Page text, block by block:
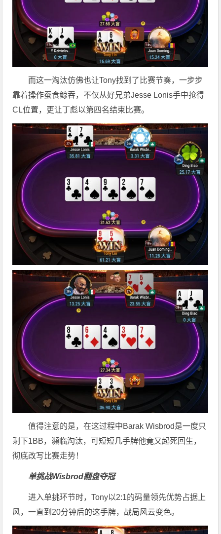
而这一淘汰仿佛也让Tony找到了比赛节奏，一步步
靠着操作蚕食鲸吞，不仅从好兄弟Jesse Lonis手中抢得
CL位置，更让丁彪以第四名结束比赛。
值得注意的是，在这过程中Barak Wisbrod是一度只
剩下1BB，濒临淘汰，可短短几手牌他竟又起死回生，
彻底改写比赛走势！
单挑战Wisbrod翻盘夺冠
进入单挑环节时，Tony以2:1的码量领先优势占据上
风，一直到20分钟后的这手牌，战局风云变色。